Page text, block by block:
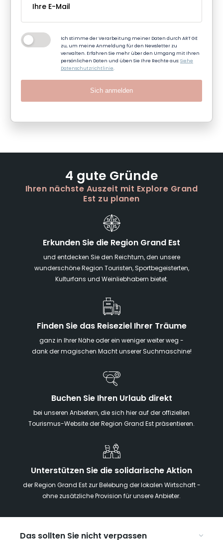
Ich stimme der Verarbeitung meiner Daten durch ART GE
zu, um meine Anmeldung für den Newsletter zu
verwalten. Erfahren Sie mehr über den Umgang mit Ihren
persönlichen Daten und üben Sie Ihre Rechte aus:Siehe
Datenschutzrichtlinie.
Sich anmelden
4 gute Gründe
Ihren nächste Auszeit mit Explore Grand
Est zu planen
Erkunden Sie die Region Grand Est
und entdecken Sie den Reichtum, den unsere
wunderschöne Region Touristen, Sportbegeisterten,
Kulturfans und Weinliebhabern bietet.
Finden Sie das Reiseziel Ihrer Träume
ganz in Ihrer Nähe oder ein weniger weiter weg -
dank der magischen Macht unserer Suchmaschine!
Buchen Sie Ihren Urlaub direkt
bei unseren Anbietern, die sich hier auf der offiziellen
Tourismus-Website der Region Grand Est präsentieren.
Unterstützen Sie die solidarische Aktion
der Region Grand Est zur Belebung der lokalen Wirtschaft -
ohne zusätzliche Provision für unsere Anbieter.
Das sollten Sie nicht verpassen